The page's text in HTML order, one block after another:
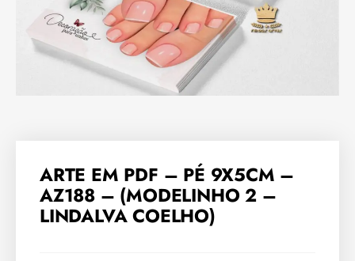
ARTE EM PDF – PÉ 9X5CM –
AZ188 – (MODELINHO 2 –
LINDALVA COELHO)